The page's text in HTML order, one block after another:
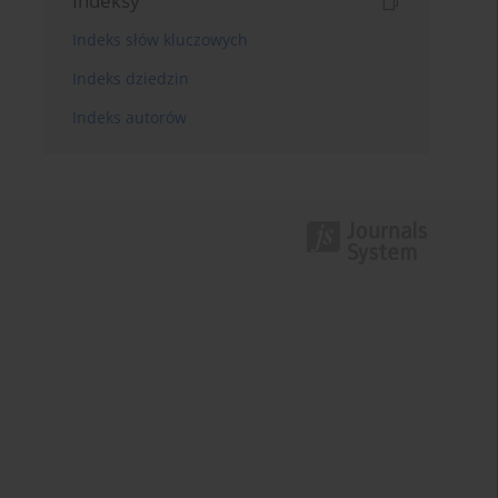
Indeks słów kluczowych
Indeks dziedzin
Indeks autorów